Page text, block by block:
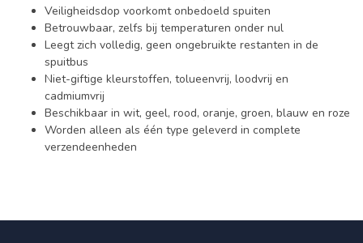
Veiligheidsdop voorkomt onbedoeld spuiten
Betrouwbaar, zelfs bij temperaturen onder nul
Leegt zich volledig, geen ongebruikte restanten in de
spuitbus
Niet-giftige kleurstoffen, tolueenvrij, loodvrij en
cadmiumvrij
Beschikbaar in wit, geel, rood, oranje, groen, blauw en roze
Worden alleen als één type geleverd in complete
verzendeenheden